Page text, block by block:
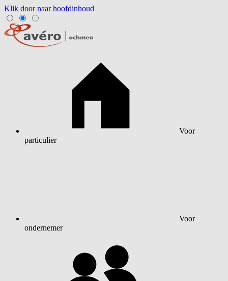
Klik door naar hoofdinhoud
Voor
particulier
Voor
ondernemer